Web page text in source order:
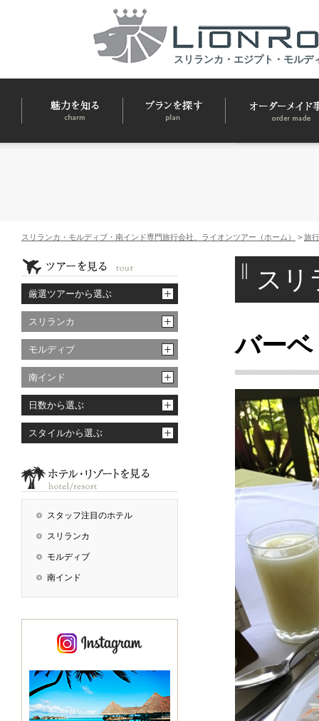
スリランカ・エジプト・モル
スリランカ・モルディブ・南インド専門旅行会社、ライオンツアー（ホーム） > 旅
スリ
バー
厳選ツアーから選ぶ
スリランカ
モルディブ
南インド
日数から選ぶ
スタイルから選ぶ
スタッフ注目のホテル
スリランカ
モルディブ
南インド